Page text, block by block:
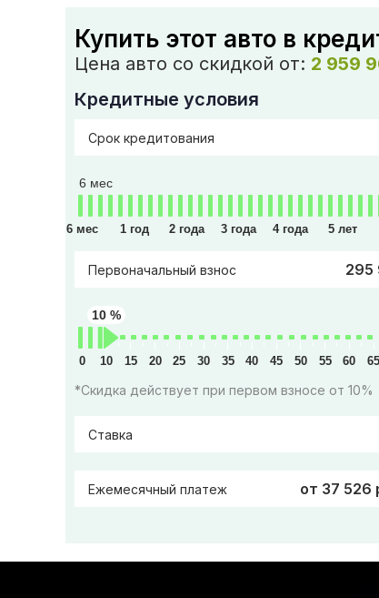
Купить этот авто в
Цена авто со скидкой от: 2 959
Кредитные условия
Срок кредитования
6 мес
6 мес 1 год 2 года 3 года 4 года 5 лет
Первоначальный взнос 295
10 %
0 10 15 20 25 30 35 40 45 50 55 60 65
*Скидка действует при первом взносе от 10%
Ставка
Ежемесячный платеж от 37 526